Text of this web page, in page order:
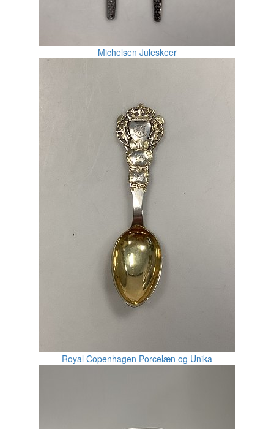
Michelsen Juleskeer
Royal Copenhagen Porcelæn og Unika